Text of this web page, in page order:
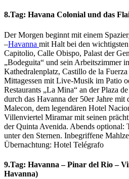
8.Tag: Havana Colonial und das
Der Morgen beginnt mit einem
–Havanna mit Halt bei den
Capitolio, Calle Obispo, Palast der
„Bodeguita“ und sein Arbeitszimmer
Kathedralenplatz, Castillo de la
Mittagessen mit Live-Musik im Patio
Restaurants „La Mina“ an der Plaza
durch das Havanna der 50er Jahre
Malecon, dem legendären Hotel
Villenviertel Miramar mit seinen
der Quinta Avenida. Abends optional:
unter den Sternen. Inbegriffene
Übernachtung: Hotel Telégrafo
9.Tag: Havanna – Pinar del Rio –
Havanna)